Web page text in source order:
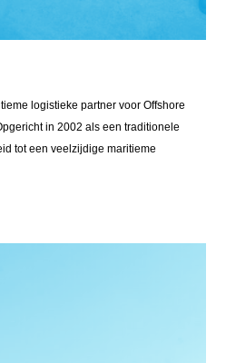
logistieke partner voor Offshore
in 2002 als een traditionele
tot een veelzijdige maritieme